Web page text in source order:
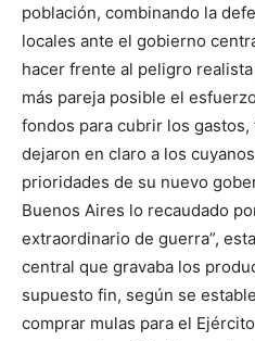
población, combinando la
locales ante el gobierno
hacer frente al peligro
más pareja posible el
fondos para cubrir los
dejaron en claro a los
prioridades de su nuevo
Buenos Aires lo recaudado
extraordinario de guerra”,
central que gravaba los
supuesto fin, según se
comprar mulas para el